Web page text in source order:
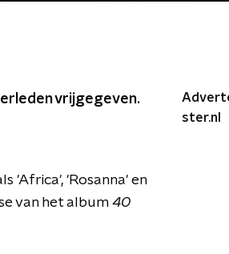
vrijgegeven.
'Africa', 'Rosanna' en
van het album 40
ster.nl